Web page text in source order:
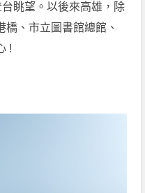
眺望。以後來高雄，除
、市立圖書館總館、
!